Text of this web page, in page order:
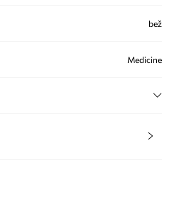
bež
Medicine